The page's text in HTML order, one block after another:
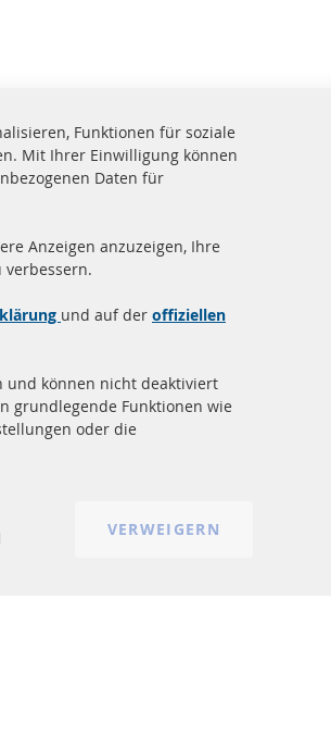
Teile zertifiziert und
mit e-Prüfzeichen
Über uns
Zahlungsarten
Versandkosten
Funktionen für soziale
Mit Ihrer Einwilligung können
Daten für
Anzeigen anzuzeigen, Ihre
und auf der offiziellen
und können nicht deaktiviert
grundlegende Funktionen wie
oder die
VERWEIGERN